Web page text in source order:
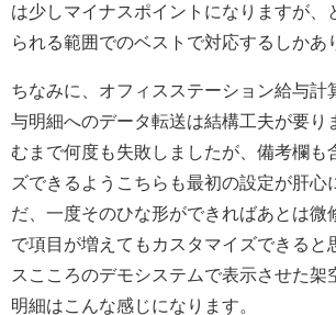
は少しマイナスポイントになりますが、
られる範囲でのベストで対応するしかあ
ちなみに、オフィスステーション給与計
与明細へのデータ転送は結構工夫が要り
むまで何度も失敗しましたが、備考欄も
ズできるようこちらも最初の設定が肝心
だ、一度そのひな形ができればあとは微
で項目が増えてもカスタマイズできると
スこころのデモシステムで表示させた架
明細はこんな感じになります。